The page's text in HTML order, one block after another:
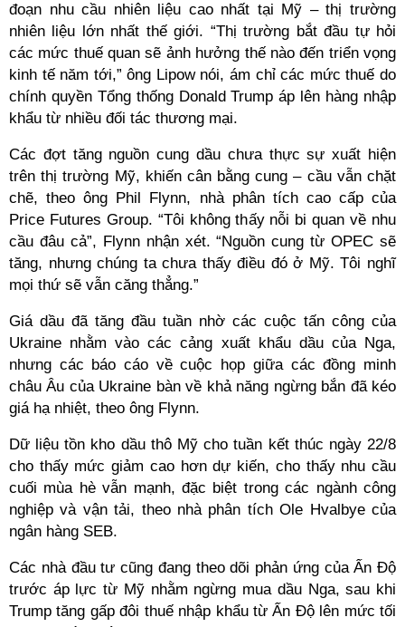
đoạn nhu cầu nhiên liệu cao nhất tại Mỹ – thị trường
nhiên liệu lớn nhất thế giới. “Thị trường bắt đầu tự hỏi
các mức thuế quan sẽ ảnh hưởng thế nào đến triển vọng
kinh tế năm tới,” ông Lipow nói, ám chỉ các mức thuế do
chính quyền Tổng thống Donald Trump áp lên hàng nhập
khẩu từ nhiều đối tác thương mại.
Các đợt tăng nguồn cung dầu chưa thực sự xuất hiện
trên thị trường Mỹ, khiến cân bằng cung – cầu vẫn chặt
chẽ, theo ông Phil Flynn, nhà phân tích cao cấp của
Price Futures Group. “Tôi không thấy nỗi bi quan về nhu
cầu đâu cả”, Flynn nhận xét. “Nguồn cung từ OPEC sẽ
tăng, nhưng chúng ta chưa thấy điều đó ở Mỹ. Tôi nghĩ
mọi thứ sẽ vẫn căng thẳng.”
Giá dầu đã tăng đầu tuần nhờ các cuộc tấn công của
Ukraine nhằm vào các cảng xuất khẩu dầu của Nga,
nhưng các báo cáo về cuộc họp giữa các đồng minh
châu Âu của Ukraine bàn về khả năng ngừng bắn đã kéo
giá hạ nhiệt, theo ông Flynn.
Dữ liệu tồn kho dầu thô Mỹ cho tuần kết thúc ngày 22/8
cho thấy mức giảm cao hơn dự kiến, cho thấy nhu cầu
cuối mùa hè vẫn mạnh, đặc biệt trong các ngành công
nghiệp và vận tải, theo nhà phân tích Ole Hvalbye của
ngân hàng SEB.
Các nhà đầu tư cũng đang theo dõi phản ứng của Ấn Độ
trước áp lực từ Mỹ nhằm ngừng mua dầu Nga, sau khi
Trump tăng gấp đôi thuế nhập khẩu từ Ấn Độ lên mức tối